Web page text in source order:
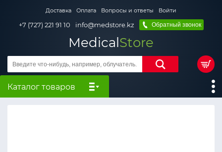
Доставка Оплата Вопросы и ответы Войти
+7 (727) 221 91 10 info@medstore.kz Обратный звонок
MedicalStore
Каталог товаров